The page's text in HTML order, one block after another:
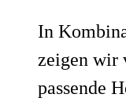
In
zeigen wir
passende